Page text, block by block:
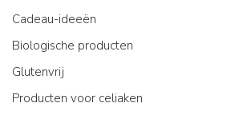
Cadeau-ideeën
Biologische producten
Glutenvrij
Producten voor celiaken